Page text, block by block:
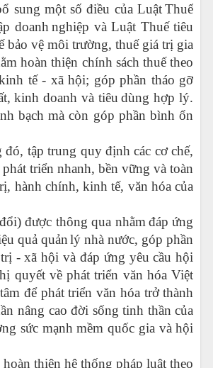
ổ sung một số điều của Luật Thuế
doanh nghiệp và Luật Thuế tiêu
bảo vệ môi trường, thuế giá trị gia
hoàn thiện chính sách thuế theo
tế - xã hội; góp phần tháo gỡ
kinh doanh và tiêu dùng hợp lý.
bạch mà còn góp phần bình ổn
tập trung quy định các cơ chế,
triển nhanh, bền vững và toàn
hành chính, kinh tế, văn hóa của
được thông quanhằm đáp ứng
quả quảnlý nhà nước, góp phần
trị - xã hội và đáp ứng yêu cầu hội
quyết về phát triển văn hóa Việt
để phát triển văn hóa trở thành
nâng cao đời sống tinh thần của
sức mạnh mềm quốc gia và hội
thiện hệ thống pháp luật theo